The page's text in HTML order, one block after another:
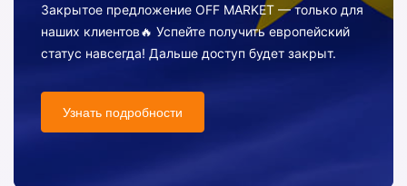
Закрытое предложение OFF MARKET — только для
наших клиентов🔥 Успейте получить европейский
статус навсегда! Дальше доступ будет закрыт.
Узнать подробности